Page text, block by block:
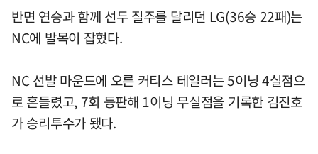
반면 연승과 함께 선두 질주를 달리던 LG(36승 22패)는
NC에 발목이 잡혔다.
NC 선발 마운드에 오른 커티스 테일러는 5이닝 4실점으
로 흔들렸고, 7회 등판해 1이닝 무실점을 기록한 김진호
가 승리투수가 됐다.